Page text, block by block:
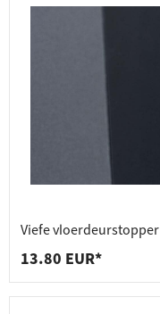
Viefe
13.80 EUR*